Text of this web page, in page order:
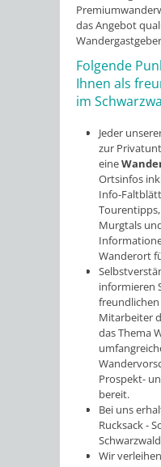
das Angebot
Folgende
Ihnen als
im
Jeder
zur
eine
Ortsinfos
Info-
Murgtals
Wanderort
informieren
freundlichen
Mitarbeiter
das Thema
Prospekt-
bereit.
Bei uns
Rucksack -
Wir